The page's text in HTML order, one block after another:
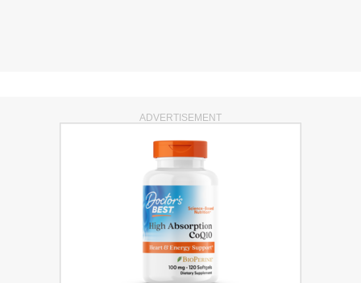
ADVERTISEMENT